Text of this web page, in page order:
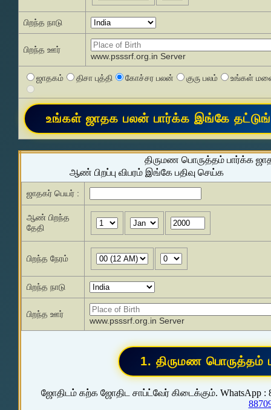
பிறந்த நாடு
பிறந்த ஊர்
www.psssrf.org.in Server
ஜாதகம் திசா புத்தி கோச்சர பலன் குரு பலம் உங்கள்
திருமண பொருத்தம் பார்க்க
ஆண் பிறப்பு விபரம் இங்கே பதிவு செய்க
ஜாதகர் பெயர் :
ஆண் பிறந்த
தேதி
பிறந்த நேரம்
பிறந்த நாடு
பிறந்த ஊர்
www.psssrf.org.in Server
ஜோதிடம் கற்க ஜோதிட சாப்ட்வேர் கிடைக்கும். WhatsApp :